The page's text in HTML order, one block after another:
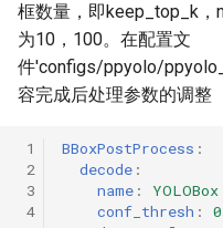
框数量，即keep_top_k
为10，100。在配置文
件'configs/ppyolo/
容完成后处理参数的调整
1
2
3
4
BBoxPostProcess :
decode :
name :
YOLOBox
conf_thresh :